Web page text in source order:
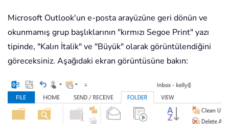
Microsoft Outlook'un e-posta arayüzüne geri dönün ve
okunmamış grup başlıklarının "kırmızı Segoe Print" yazı
tipinde, "Kalın İtalik" ve "Büyük" olarak görüntülendiğini
göreceksiniz. Aşağıdaki ekran görüntüsüne bakın: